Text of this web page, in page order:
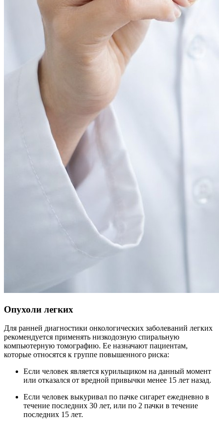
Опухоли легких
Для ранней диагностики онкологических заболеваний легких
рекомендуется применять низкодозную спиральную
компьютерную томографию. Ее назначают пациентам,
которые относятся к группе повышенного риска:
Если человек является курильщиком на данный момент
или отказался от вредной привычки менее 15 лет назад.
Если человек выкуривал по пачке сигарет ежедневно в
течение последних 30 лет, или по 2 пачки в течение
последних 15 лет.